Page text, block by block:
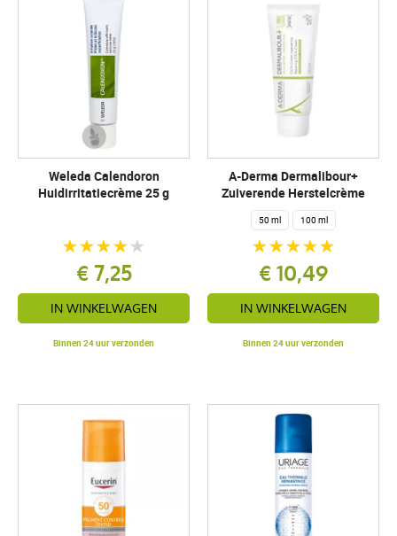
Weleda Calendoron
Huidirritatiecrème 25 g
€ 7,25
IN WINKELWAGEN
Binnen 24 uur verzonden
A-Derma Dermalibour+
Zuiverende Herstelcrème
50 ml 100 ml
€ 10,49
IN WINKELWAGEN
Binnen 24 uur verzonden